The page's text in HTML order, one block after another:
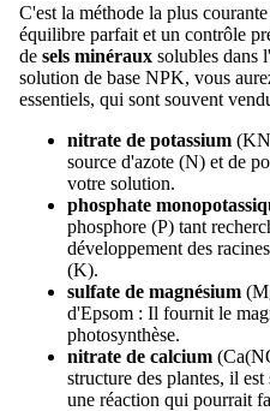
C'est la méthode la plus
équilibre parfait et un contrôle
de sels minéraux solubles dans
solution de base NPK, vous
essentiels, qui sont souvent
nitrate de potassium (KN
source d'azote (N) et de
votre solution.
phosphate
phosphore (P) tant
développement des
(K).
sulfate de magnésium (M
d'Epsom : Il fournit le
photosynthèse.
nitrate de calcium (Ca(N
structure des plantes, il
une réaction qui pourrait